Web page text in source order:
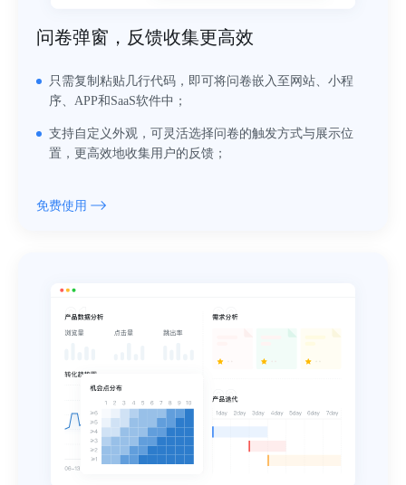
问卷弹窗，反馈收集更高效
只需复制粘贴几行代码，即可将问卷嵌入至网站、小程
序、APP和SaaS软件中；
支持自定义外观，可灵活选择问卷的触发方式与展示位
置，更高效地收集用户的反馈；
免费使用